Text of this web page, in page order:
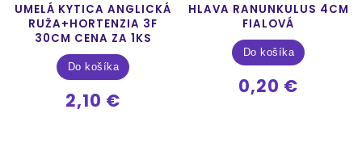
UMELÁ KYTICA ANGLICKÁ
RUŽA+HORTENZIA 3F
30CM CENA ZA 1KS
2,10 €
Do košíka
HLAVA RANUNKULUS 4CM
FIALOVÁ
0,20 €
Do košíka